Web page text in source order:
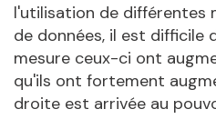
l'utilisation de différentes
de données, il est difficile
mesure ceux-ci ont
qu'ils ont fortement
droite est arrivée au